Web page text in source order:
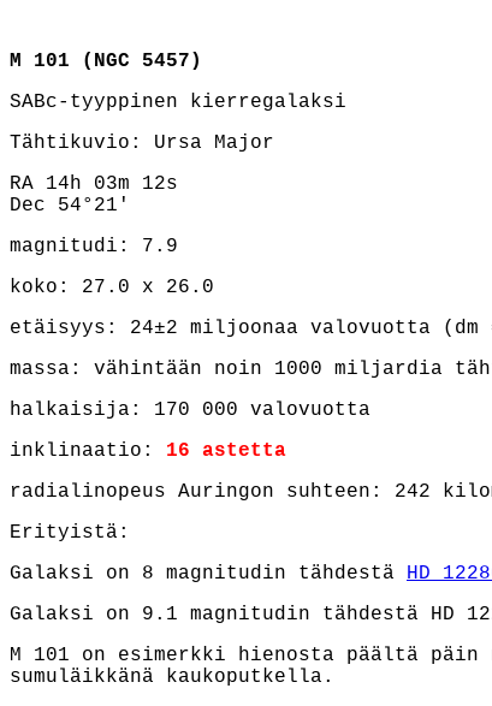
M 101 (NGC 5457)
SABc-tyyppinen kierregalaksi
Tähtikuvio: Ursa Major
RA 14h 03m 12s
Dec 54°21'
magnitudi: 7.9
koko: 27.0 x 26.0
etäisyys: 24±2 miljoonaa valovuotta (dm
massa: vähintään noin 1000 miljardia
halkaisija: 170 000 valovuotta
inklinaatio: 16 astetta
radialinopeus Auringon suhteen: 242
Erityistä:
Galaksi on 8 magnitudin tähdestä HD
Galaksi on 9.1 magnitudin tähdestä HD
M 101 on esimerkki hienosta päältä
sumuläikkänä kaukoputkella.